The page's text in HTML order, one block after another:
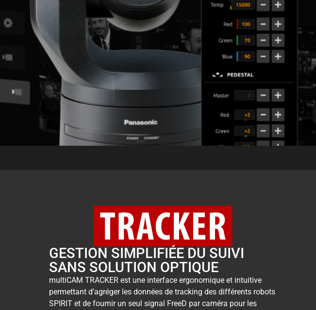
GESTION SIMPLIFIÉE DU SUIVI
SANS SOLUTION OPTIQUE
multiCAM TRACKER est une interface ergonomique et intuitive
permettant d’agréger les données de tracking des différents robots
SPIRIT et de fournir un seul signal FreeD par caméra pour les